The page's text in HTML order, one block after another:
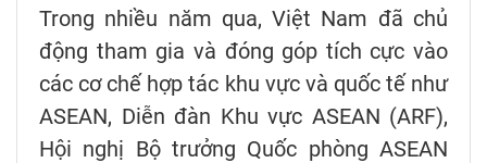
Trong nhiều năm qua, Việt Nam đã chủ
động tham gia và đóng góp tích cực vào
các cơ chế hợp tác khu vực và quốc tế như
ASEAN, Diễn đàn Khu vực ASEAN (ARF),
Hội nghị Bộ trưởng Quốc phòng ASEAN